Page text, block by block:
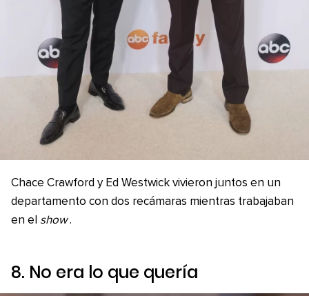
Chace Crawford y Ed Westwick vivieron juntos en un
departamento con dos recámaras mientras trabajaban
en el show .
8. No era lo que quería